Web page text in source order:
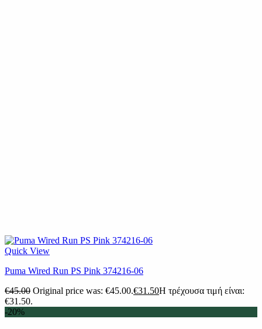
Quick View
Puma Wired Run PS Pink 374216-06
€45.00 Original price was: €45.00.€31.50Η τρέχουσα τιμή είναι:
€31.50.
-20%